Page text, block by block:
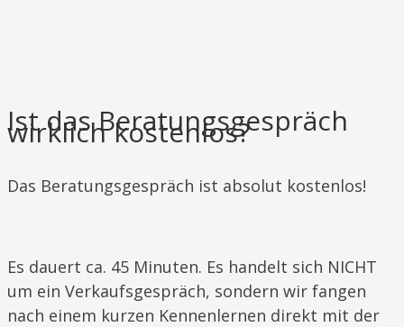
Ist das Beratungsgespräch
wirklich kostenlos?
​Das Beratungsgespräch ist absolut kostenlos!
Es dauert ca. 45 Minuten. Es handelt sich NICHT
um ein Verkaufsgespräch, sondern wir fangen
nach einem kurzen Kennenlernen direkt mit der